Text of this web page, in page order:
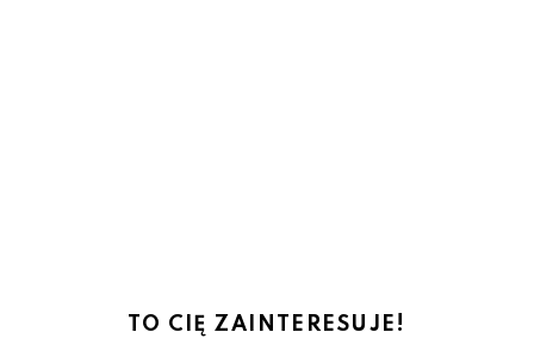
TO CIĘ ZAINTERESUJE!